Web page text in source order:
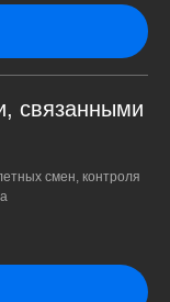
связанными
смен, контроля